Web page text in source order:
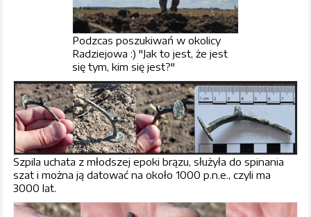
Podzcas poszukiwań w okolicy
Radziejowa :) "Jak to jest, że jest
się tym, kim się jest?"
Szpila uchata z młodszej epoki brązu, służyła do spinania
szat i można ją datować na około 1000 p.n.e., czyli ma
3000 lat.